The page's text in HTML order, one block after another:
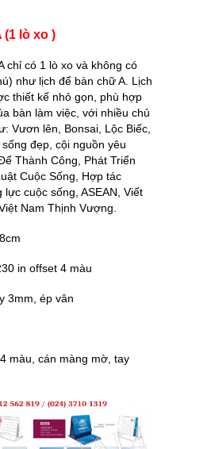
(1 lò xo )
chỉ có 1 lò xo và không có
như lịch để bàn chữ A. Lịch
thiết kế nhỏ gọn, phù hợp
bàn làm việc, với nhiều chủ
Vươn lên, Bonsai, Lộc Biếc,
đẹp, cội nguồn yêu
Thành Công, Phát Triển
Cuộc Sống, Hợp tác
lực cuộc sống, ASEAN, Viết
Nam Thịnh Vượng.
in offset 4 màu
3mm, ép vân
màu, cán màng mờ, tay